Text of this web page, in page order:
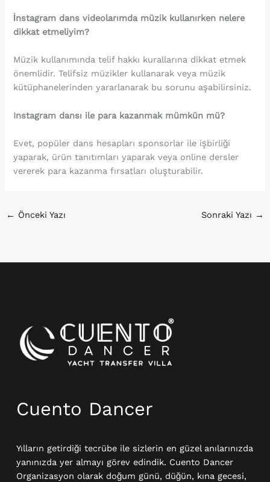
İnstagram dans videolarımda müzik kullanırken nelere
dikkat etmeliyim?
Müzik kullanımında telif hakkı kurallarına dikkat etmek
önemlidir. Telifsiz müzikler kullanarak veya müzik
kütüphanelerinden yararlanarak bu sorunu aşabilirsiniz.
Instagram dansı ile para kazanmak mümkün mü?
Evet, popüler dans hesapları sponsorlar ile işbirliği
yaparak, ürün tanıtımları yaparak veya online dersler
vererek para kazanma fırsatları oluşturabilir.
← Önceki Yazı Sonraki Yazı →
Cuento Dancer
Yılların getirdiği tecrübe ile sizlerin en güzel anılarınızda
yanınızda yer almayı görev edindik. Cuento Dancer
Organizasyon olarak doğum günü, düğün, kına gecesi,